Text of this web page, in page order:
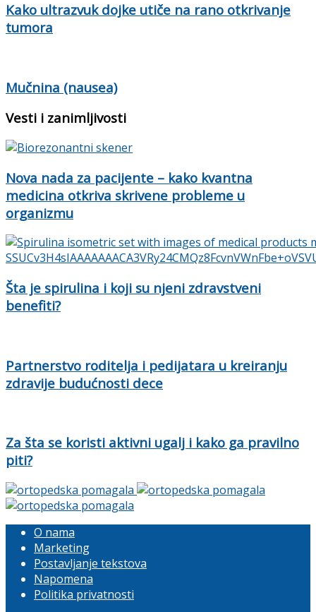
Kako ultrazvuk dojke utiče na rano otkrivanje
tumora
Mučnina (nausea)
Vesti i zanimljivosti
Nova nada za pacijente – kako kvantna
medicina otkriva skrivene probleme u
organizmu
Šta je spirulina i koji su njeni zdravstveni
benefiti?
Partnerstvo roditelja i pedijatara u kreiranju
zdravije budućnosti dece
Za šta se koristi aktivni ugalj i kako ga pravilno
piti?
O nama
Marketing
Postavljanje tekstova
Napomena
Politika privatnosti